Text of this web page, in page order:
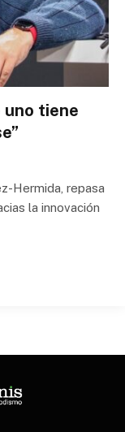
uno tiene
Hermida, repasa
la innovación